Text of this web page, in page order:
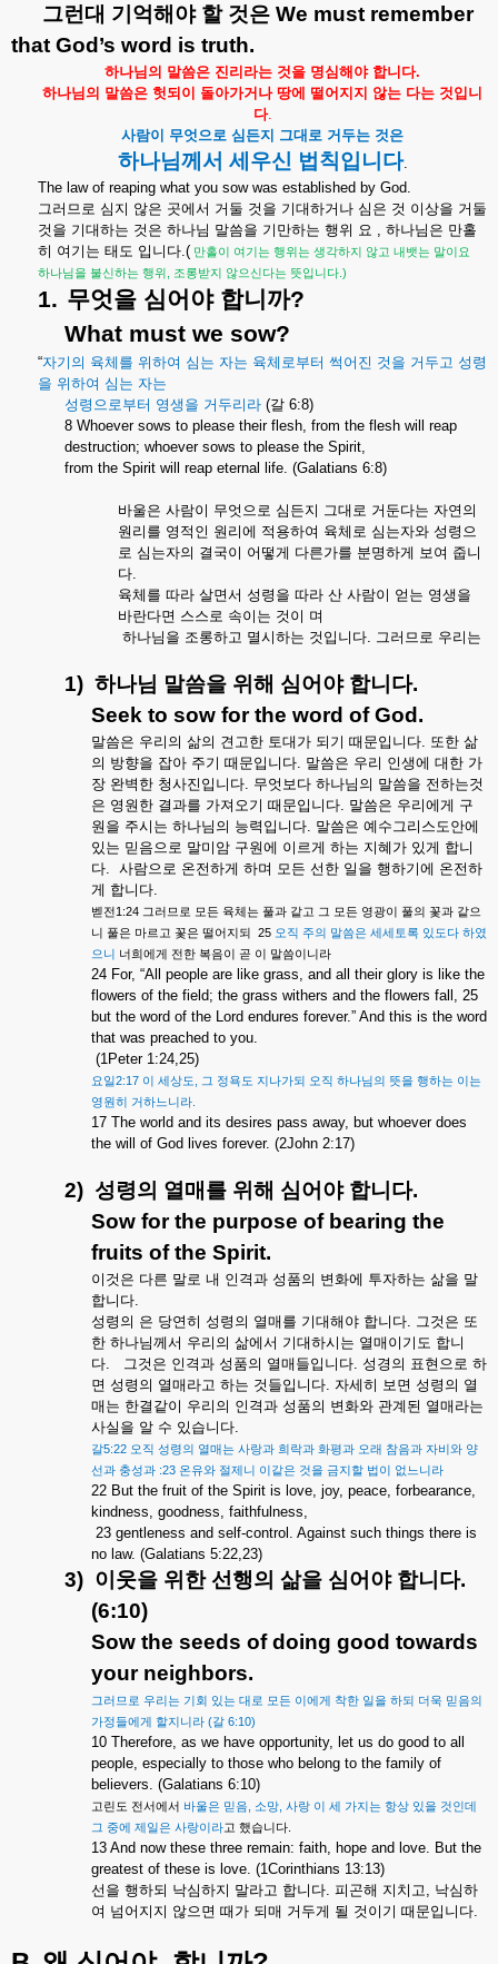
그런대 기억해야 할 것은 We must remember
that God’s word is truth.
하나님의 말씀은 진리라는 것을 명심해야 합니다.
하나님의 말씀은 헛되이 돌아가거나 땅에 떨어지지 않는 다는 것입니
다.
사람이
무엇으로 심든지 그대로 거두는 것은
하나님께서 세우신 법칙입니다.
The law of reaping what you sow was established by God.
그러므로 심지 않은 곳에서 거둘 것을 기대하거나 심은 것 이상을 거둘
것을 기대하는 것은 하나님 말씀을 기만하는 행위 요 , 하나님은 만홀
히 여기는 태도 입니다.( 만홀이 여기는 행위는 생각하지 않고 내뱃는 말이요
하나님을 불신하는 행위 조롱받지 않으신다는 뜻입니다 .)
1. 무엇을 심어야 합니까?
What must we sow?
“자기의 육체를 위하여 심는 자는 육체로부터 썩어진 것을 거두고 성령
을 위하여 심는 자는
성령으로부터 영생을 거두리라 (갈 6:8)
8 Whoever sows to please their flesh, from the flesh will reap
destruction; whoever sows to please the Spirit,
from the Spirit will reap eternal life. (Galatians 6:8)
바울은 사람이 무엇으로 심든지 그대로 거둔다는 자연의
원리를 영적인 원리에 적용하여 육체로 심는자와 성령으
로 심는자의 결국이 어떻게 다른가를 분명하게 보여 줍니
다.
육체를 따라 살면서 성령을 따라 산 사람이 얻는 영생을
바란다면 스스로 속이는 것이 며
하나님을 조롱하고 멸시하는 것입니다. 그러므로 우리는
1) 하나님 말씀을 위해 심어야 합니다.
Seek to sow for the word of God.
말씀은 우리의 삶의 견고한 토대가 되기 때문입니다. 또한 삶
의 방향을 잡아 주기 때문입니다. 말씀은 우리 인생에 대한 가
장 완벽한 청사진입니다. 무엇보다 하나님의 말씀을 전하는것
은 영원한 결과를 가져오기 때문입니다. 말씀은 우리에게 구
원을 주시는 하나님의 능력입니다. 말씀은 예수그리스도안에
있는 믿음으로 말미암 구원에 이르게 하는 지혜가 있게 합니
다. 사람으로 온전하게 하며 모든 선한 일을 행하기에 온전하
게 합니다.
벧전 1:24 그러므로 모든 육체는 풀과 같고 그 모든 영광이 풀의 꽃과 같으
니 풀은 마르고 꽃은 떨어지되 25 오직 주의 말씀은 세세토록 있도다 하였
으니
너희에게 전한 복음이 곧 이 말씀이니라
24 For, “All people are like grass, and all their glory is like the
flowers of the field; the grass withers and the flowers fall, 25
but the word of the Lord endures forever.” And this is the word
that was preached to you.
(1Peter 1:24,25)
요일2:17 이 세상도 그 정욕도 지나가되 오직 하나님의 뜻을 행하는 이는
영원히
거하느니라
17 The world and its desires pass away, but whoever does
the will of God lives forever. (2John 2:17)
2) 성령의 열매를 위해 심어야 합니다.
Sow for the purpose of bearing the
fruits of the Spirit.
이것은 다른 말로 내 인격과 성품의 변화에 투자하는 삶을 말
합니다.
성령의 은 당연히 성령의 열매를 기대해야 합니다. 그것은 또
한 하나님께서 우리의 삶에서 기대하시는 열매이기도 합니
다. 그것은 인격과 성품의 열매들입니다. 성경의 표현으로 하
면 성령의 열매라고 하는 것들입니다. 자세히 보면 성령의 열
매는 한결같이 우리의 인격과 성품의 변화와 관계된 열매라는
사실을 알 수 있습니다.
갈5:22 오직 성령의 열매는 사랑과 희락과 화평과 오래 참음과 자비와 양
선과 충성과 :23 온유와 절제니 이같은 것을 금지할 법이 없느니라
22 But the fruit of the Spirit is love, joy, peace, forbearance,
kindness, goodness, faithfulness,
23 gentleness and self-control. Against such things there is
no law. (Galatians 5:22,23)
3) 이웃을 위한 선행의 삶을 심어야 합니다.
(6:10)
Sow the seeds of doing good towards
your neighbors.
그러므로 우리는 기회 있는 대로 모든 이에게 착한 일을 하되 더욱 믿음의
가정들에게
할지니라 (갈 6:10)
10 Therefore, as we have opportunity, let us do good to all
people, especially to those who belong to the family of
believers. (Galatians 6:10)
고린도 전서에서 바울은 믿음 소망 사랑 이 세 가지는 항상 있을 것인데
그 중에 제일은 사랑이라고 했습니다
13 And now these three remain: faith, hope and love. But the
greatest of these is love. (1Corinthians 13:13)
선을 행하되 낙심하지 말라고 합니다. 피곤해 지치고, 낙심하
여 넘어지지 않으면 때가 되매 거두게 될 것이기 때문입니다.